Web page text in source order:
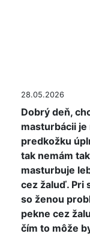
28.05.2026
Dobrý deň,
masturbácii
predkožku
tak nemám
masturbuje
cez žaluď. Pri
so ženou
pekne cez
čím to môže